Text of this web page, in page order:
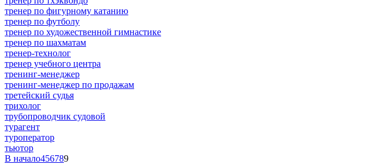
тренер по фигурному катанию
тренер по футболу
тренер по художественной гимнастике
тренер по шахматам
тренер-технолог
тренер учебного центра
тренинг-менеджер
тренинг-менеджер по продажам
третейский судья
трихолог
трубопроводчик судовой
турагент
туроператор
тьютор
В начало456789